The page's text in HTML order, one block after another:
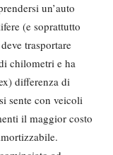
un’auto
(e soprattutto
trasportare
chilometri e ha
differenza di
sente con veicoli
il maggior costo